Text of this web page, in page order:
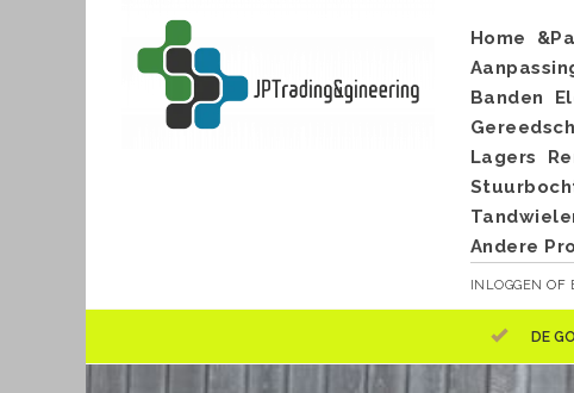
Home
Banden
Lagers
Andere
INLOGGEN OF
DE